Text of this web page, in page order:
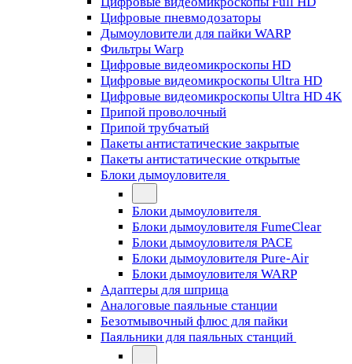
Цифровые пневмодозаторы
Дымоуловители для пайки WARP
Фильтры Warp
Цифровые видеомикроскопы HD
Цифровые видеомикроскопы Ultra HD
Цифровые видеомикроскопы Ultra HD 4K
Припой проволочный
Припой трубчатый
Пакеты антистатические закрытые
Пакеты антистатические открытые
Блоки дымоуловителя
Блоки дымоуловителя
Блоки дымоуловителя FumeClear
Блоки дымоуловителя PACE
Блоки дымоуловителя Pure-Air
Блоки дымоуловителя WARP
Адаптеры для шприца
Аналоговые паяльные станции
Безотмывочный флюс для пайки
Паяльники для паяльных станций